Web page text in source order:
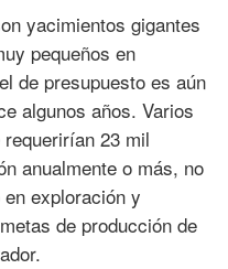
yacimientos gigantes
pequeños en
de presupuesto es aún
algunos años. Varios
23 mil
anualmente o más, no
exploración y
de producción de